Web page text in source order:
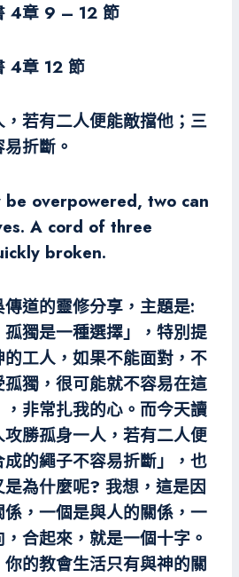
4章 9 – 12 節
4章 12 節
若有二人便能敵擋他；三
折斷。
be overpowered, two can
A cord of three
broken.
道的靈修分享，主題是:
孤獨是一種選擇」，特別提
工人，如果不能面對，不
獨，很可能就不容易在這
非常扎我的心。而今天讀
勝孤身一人，若有二人便
的繩子不容易折斷」，也
為什麼呢? 我想，這是因
，一個是與人的關係，一
合起來，就是一個十字。
的教會生活只有與神的關